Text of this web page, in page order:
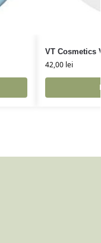
VT Cosmetics
42,00 lei